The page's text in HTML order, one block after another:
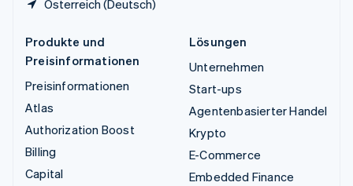
Österreich (Deutsch)
Produkte und
Preisinformationen
Preisinformationen
Atlas
Authorization Boost
Billing
Capital
Lösungen
Unternehmen
Start-ups
Agentenbasierter Handel
Krypto
E-Commerce
Embedded Finance